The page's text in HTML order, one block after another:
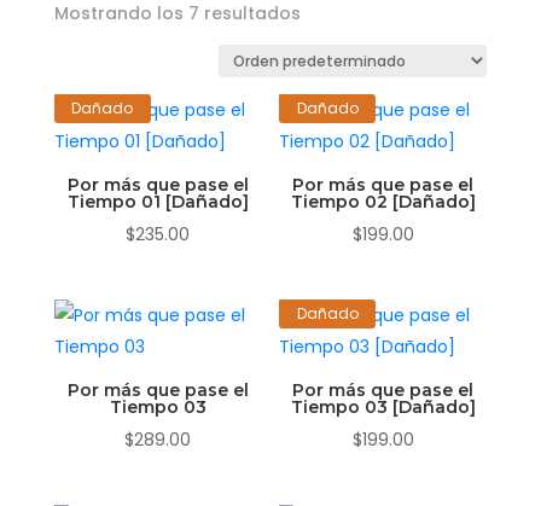
Mostrando los 7 resultados
Dañado
Por más que pase el
Tiempo 01 [Dañado]
$235.00
Dañado
Por más que pase el
Tiempo 02 [Dañado]
$199.00
Por más que pase el
Tiempo 03
$289.00
Dañado
Por más que pase el
Tiempo 03 [Dañado]
$199.00